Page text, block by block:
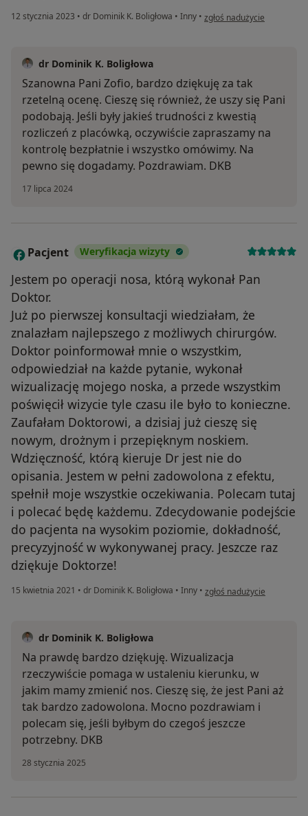
12 stycznia 2023 • dr Dominik K. Boligłowa • Inny • w opinii użytkownika Zofia
zgłoś nadużycie
dr Dominik K. Boligłowa
Szanowna Pani Zofio, bardzo dziękuję za tak
rzetelną ocenę. Cieszę się również, że uszy się Pani
podobają. Jeśli były jakieś trudności z kwestią
rozliczeń z placówką, oczywiście zapraszamy na
kontrolę bezpłatnie i wszystko omówimy. Na
pewno się dogadamy. Pozdrawiam. DKB
17 lipca 2024
P Pacjent Weryfikacja wizyty
Jestem po operacji nosa, którą wykonał Pan
Doktor.
Już po pierwszej konsultacji wiedziałam, że
znalazłam najlepszego z możliwych chirurgów.
Doktor poinformował mnie o wszystkim,
odpowiedział na każde pytanie, wykonał
wizualizację mojego noska, a przede wszystkim
poświęcił wizycie tyle czasu ile było to konieczne.
Zaufałam Doktorowi, a dzisiaj już cieszę się
nowym, drożnym i przepięknym noskiem.
Wdzięczność, którą kieruje Dr jest nie do
opisania. Jestem w pełni zadowolona z efektu,
spełnił moje wszystkie oczekiwania. Polecam tutaj
i polecać będę każdemu. Zdecydowanie podejście
do pacjenta na wysokim poziomie, dokładność,
precyzyjność w wykonywanej pracy. Jeszcze raz
dziękuje Doktorze!
15 kwietnia 2021 • dr Dominik K. Boligłowa • Inny • w opinii użytkownika
zgłoś nadużycie
dr Dominik K. Boligłowa
Na prawdę bardzo dziękuję. Wizualizacja
rzeczywiście pomaga w ustaleniu kierunku, w
jakim mamy zmienić nos. Cieszę się, że jest Pani aż
tak bardzo zadowolona. Mocno pozdrawiam i
polecam się, jeśli byłbym do czegoś jeszcze
potrzebny. DKB
28 stycznia 2025